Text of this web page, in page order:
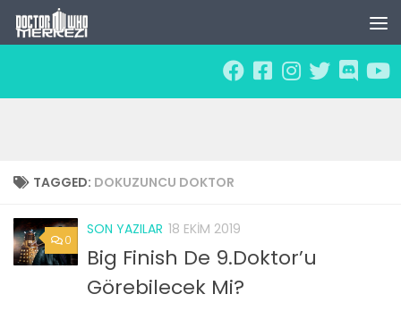
Skip to content
TAGGED: DOKUZUNCU DOKTOR
0
SON YAZILAR 18 EKIM 2019
Big Finish De 9.Doktor’u
Görebilecek Mi?